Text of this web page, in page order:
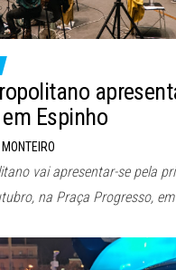
Espinho
vai apresentar-se pela
na Praça Progresso,